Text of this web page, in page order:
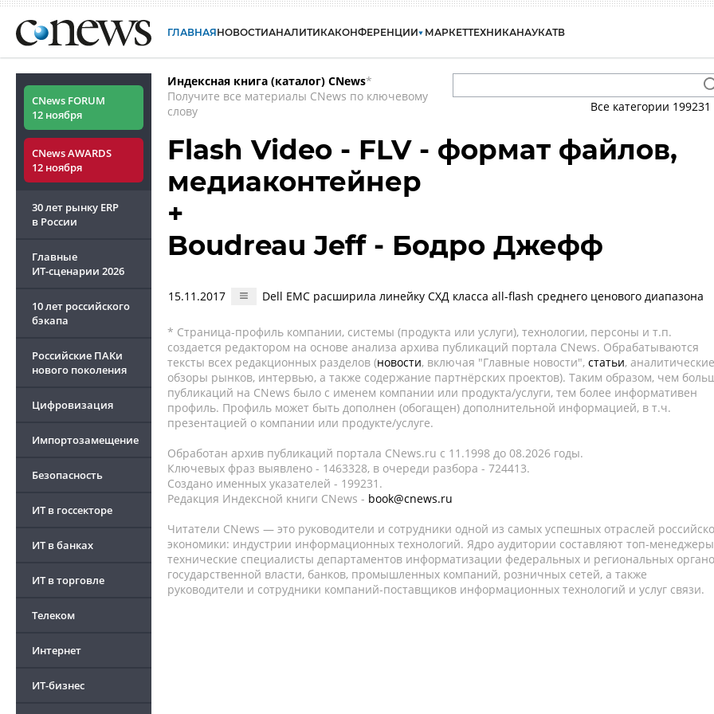
ГЛАВНАЯНОВОСТИАНАЛИТИКАКОНФЕРЕНЦИИ МАРКЕТТЕХНИКАНАУКАТВ
CNews FORUM
12 ноября
CNews AWARDS
12 ноября
30 лет рынку ERP
в России
Главные
ИТ-сценарии 2026
10 лет российского
бэкапа
Российские ПАКи
нового поколения
Цифровизация
Импортозамещение
Безопасность
ИТ в госсекторе
ИТ в банках
ИТ в торговле
Телеком
Интернет
ИТ-бизнес
Индексная книга (каталог) CNews*
Получите все материалы CNews по ключевому
слову
Все категории 199231
Flash Video - FLV - формат файлов,
медиаконтейнер
+
Boudreau Jeff - Бодро Джефф
15.11.2017 Dell EMC расширила линейку СХД класса all-flash среднего ценового диапазона
* Страница-профиль компании, системы (продукта или услуги), технологии, персоны и т.п.
создается редактором на основе анализа архива публикаций портала CNews. Обрабатываются
тексты всех редакционных разделов (новости, включая "Главные новости", статьи, аналитические
обзоры рынков, интервью, а также содержание партнёрских проектов). Таким образом, чем
публикаций на CNews было с именем компании или продукта/услуги, тем более информативен
профиль. Профиль может быть дополнен (обогащен) дополнительной информацией, в т.ч.
презентацией о компании или продукте/услуге.
Обработан архив публикаций портала CNews.ru c 11.1998 до 08.2026 годы.
Ключевых фраз выявлено - 1463328, в очереди разбора - 724413.
Создано именных указателей - 199231.
Редакция Индексной книги CNews - book@cnews.ru
Читатели CNews — это руководители и сотрудники одной из самых успешных отраслей
экономики: индустрии информационных технологий. Ядро аудитории составляют топ-
технические специалисты департаментов информатизации федеральных и региональных
государственной власти, банков, промышленных компаний, розничных сетей, а также
руководители и сотрудники компаний-поставщиков информационных технологий и услуг связи.